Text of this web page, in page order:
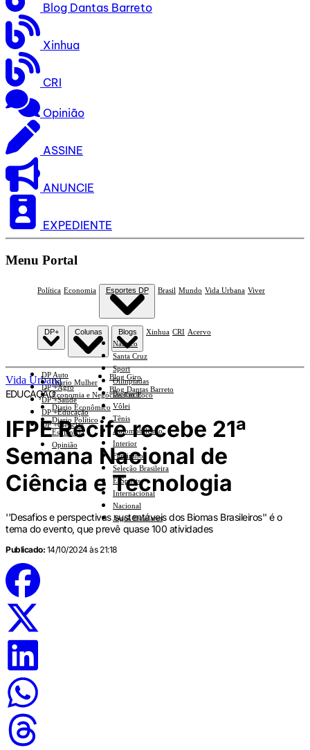
Blog Dantas Barreto
Xinhua
CRI
Opinião
ASSINE
ANUNCIE
EXPEDIENTE
Menu Portal
Política Economia Esportes DP
Náutico
Santa Cruz
Sport
Olimpíadas
Basquete
Vôlei
Tênis
Automobilismo
Interior
Feminino
Seleção Brasileira
E-Sports
Internacional
Nacional
Jogos Escolares
Brasil Mundo Vida Urbana Viver
DP+
DP Auto
DP +Agro
DP +Saúde
DP +Educação
DP +Ciências
Colunas
Diario Mulher
Economia e Negócios Em Foco
Diario Econômico
Diario Político
Esplanada
Opinião
Blogs
Blog Giro
Blog Dantas Barreto
Xinhua CRI Acervo
Vida Urbana
EDUCAÇÃO
IFPE Recife recebe 21ª
Semana Nacional de
Ciência e Tecnologia
''Desafios e perspectivas sustentáveis dos Biomas Brasileiros'' é o
tema do evento, que prevê quase 100 atividades
Publicado: 14/10/2024 às 21:18